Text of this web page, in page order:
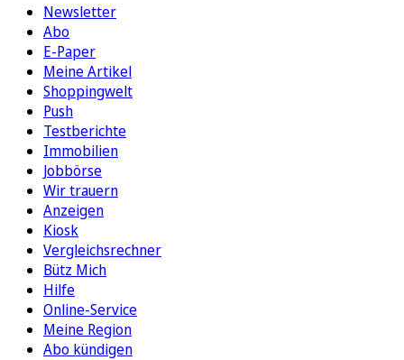
Newsletter
Abo
E-Paper
Meine Artikel
Shoppingwelt
Push
Testberichte
Immobilien
Jobbörse
Wir trauern
Anzeigen
Kiosk
Vergleichsrechner
Bütz Mich
Hilfe
Online-Service
Meine Region
Abo kündigen